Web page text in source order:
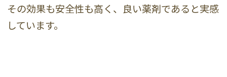
その効果も安全性も高く、良い薬剤であると実感
しています。